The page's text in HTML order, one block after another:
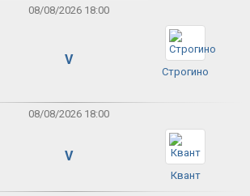
08/08/2026 18:00
V
Строгино
08/08/2026 18:00
V
Квант